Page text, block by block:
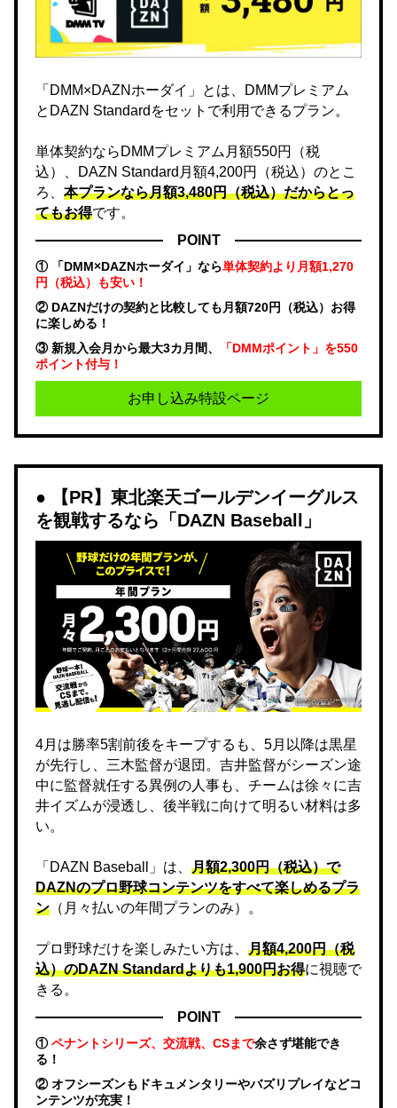
「DMM×DAZNホーダイ」とは、DMMプレミアム
とDAZN Standardをセットで利用できるプラン。
単体契約ならDMMプレミアム月額550円（税
込）、DAZN Standard月額4,200円（税込）のとこ
ろ、 本プランなら月額3,480円（税込）だからとっ
てもお得です。
POINT
① 「DMM×DAZNホーダイ」なら単体契約より月額1,270
円（税込）も安い！
② DAZNだけの契約と比較しても月額720円（税込）お得
に楽しめる！
③ 新規入会月から最大3カ月間、
「DMMポイント」を550
ポイント付与！
お申し込み特設ページ
【PR】東北楽天ゴールデンイーグルス
を観戦するなら「DAZN Baseball」
4月は勝率5割前後をキープするも、5月以降は黒星
が先行し、三木監督が退団。吉井監督がシーズン途
中に監督就任する異例の人事も、チームは徐々に吉
井イズムが浸透し、後半戦に向けて明るい材料は多
い。
「DAZN Baseball」は、 月額2,300円（税込）で
DAZNのプロ野球コンテンツをすべて楽しめるプラ
ン （月々払いの年間プランのみ）。
プロ野球だけを楽しみたい方は、 月額4,200円（税
込）のDAZN Standard​よりも1,900円お得に視聴で
きる。
POINT
①ペナントシリーズ、交流戦、CSまで余さず堪能でき
る！
② オフシーズンもドキュメンタリーやバズリプレイなどコ
ンテンツが充実！